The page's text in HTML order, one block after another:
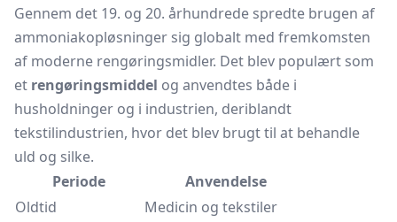
Gennem det 19. og 20. århundrede spredte brugen af
ammoniakopløsninger sig globalt med fremkomsten
af moderne rengøringsmidler. Det blev populært som
et rengøringsmiddel og anvendtes både i
husholdninger og i industrien, deriblandt
tekstilindustrien, hvor det blev brugt til at behandle
uld og silke.
Periode
Anvendelse
Oldtid
Medicin og tekstiler